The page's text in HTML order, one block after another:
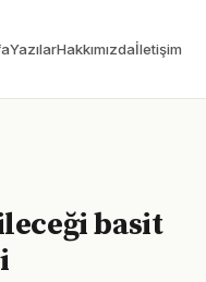
YazılarHakkımızdaİletişim
basit